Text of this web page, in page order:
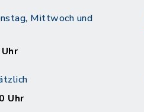
Mittwoch und
Uhr